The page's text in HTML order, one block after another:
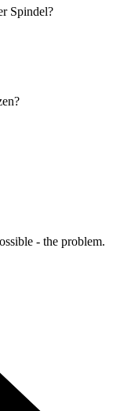
Spindel?
- the problem.